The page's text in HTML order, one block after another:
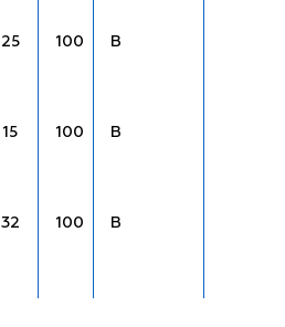
25 100 В
15 100 В
32 100 В